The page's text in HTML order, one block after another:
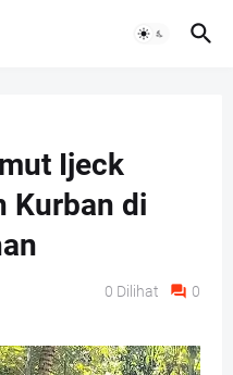
Ijeck
Kurban di
0 Dilihat 0